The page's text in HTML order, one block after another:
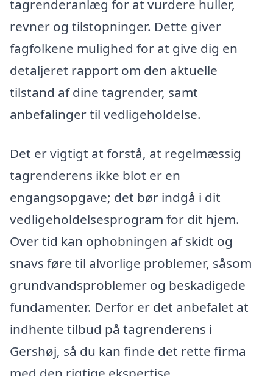
tagrenderanlæg for at vurdere huller,
revner og tilstopninger. Dette giver
fagfolkene mulighed for at give dig en
detaljeret rapport om den aktuelle
tilstand af dine tagrender, samt
anbefalinger til vedligeholdelse.
Det er vigtigt at forstå, at regelmæssig
tagrenderens ikke blot er en
engangsopgave; det bør indgå i dit
vedligeholdelsesprogram for dit hjem.
Over tid kan ophobningen af skidt og
snavs føre til alvorlige problemer, såsom
grundvandsproblemer og beskadigede
fundamenter. Derfor er det anbefalet at
indhente tilbud på tagrenderens i
Gershøj, så du kan finde det rette firma